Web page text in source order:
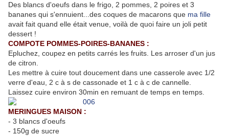
Des blancs d'oeufs dans le frigo, 2 pommes, 2 poires et 3
bananes qui s'ennuient...des coques de macarons que ma fille
avait fait quand elle était venue, voilà de quoi faire un joli petit
dessert !
COMPOTE POMMES-POIRES-BANANES :
Epluchez, coupez en petits carrés les fruits. Les arroser d'un jus
de citron.
Les mettre à cuire tout doucement dans une casserole avec 1/2
verre d'eau, 2 c à s de cassonade et 1 c à c de cannelle.
Laissez cuire environ 30min en remuant de temps en temps.
MERINGUES MAISON :
- 3 blancs d'oeufs
- 150g de sucre